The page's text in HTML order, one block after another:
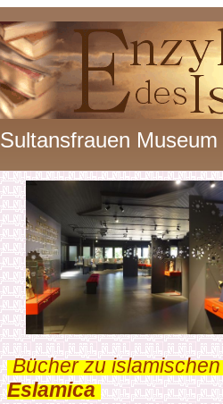
Sultansfrauen Museum
.Bücher zu
Eslamica.